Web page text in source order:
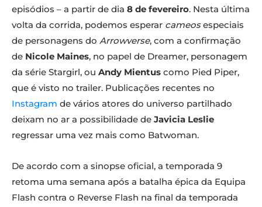
episódios – a partir de dia 8 de fevereiro. Nesta última
volta da corrida, podemos esperar cameosespeciais
de personagens do Arrowverse, com a confirmação
de Nicole Maines, no papel de Dreamer, personagem
da série Stargirl, ou Andy Mientus como Pied Piper,
que é visto no trailer. Publicações recentes no
Instagram de vários atores do universo partilhado
deixam no ar a possibilidade de Javicia Leslie
regressar uma vez mais como Batwoman.
De acordo com a sinopse oficial, a temporada 9
retoma uma semana após a batalha épica da Equipa
Flash contra o Reverse Flash na final da temporada